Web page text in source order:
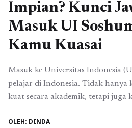
Impian? Kunci
Masuk UI
Kamu Kuasai
Masuk ke Universitas Indonesia
pelajar di Indonesia. Tidak hanya
kuat secara akademik, tetapi juga
persiapan seleksi masuk menjadi
OLEH: DINDA